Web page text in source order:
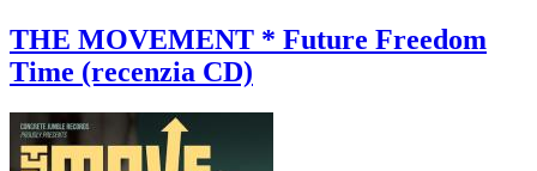
THE MOVEMENT * Future Freedom
Time (recenzia CD)